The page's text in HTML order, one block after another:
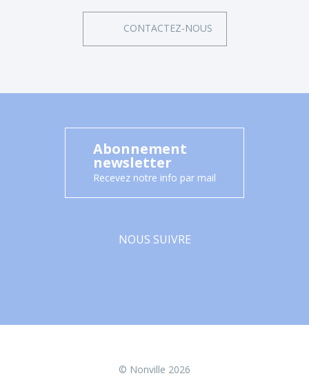
CONTACTEZ-NOUS
Abonnement
newsletter
Recevez notre info par mail
NOUS SUIVRE
© Nonville 2026